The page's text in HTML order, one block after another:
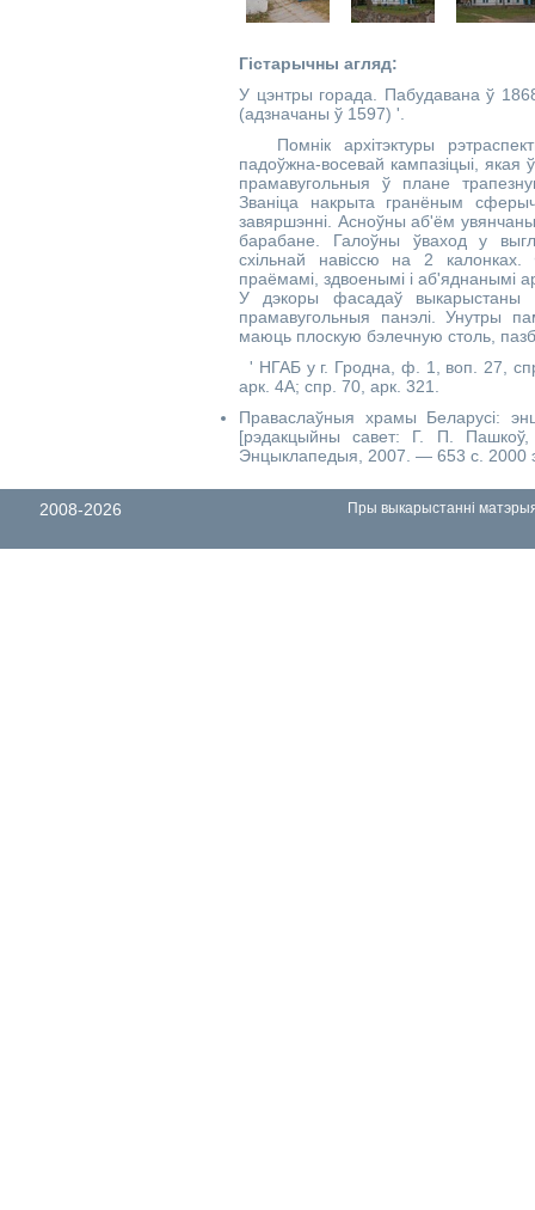
Гістарычны агляд:
У цэнтры горада. Пабудавана ў
(адзначаны ў 1597) '.
Помнік архітэктуры
падоўжна-восевай кампазіцыі,
прамавугольныя ў плане
Званіца накрыта гранёным
завяршэнні. Асноўны аб'ём
барабане. Галоўны ўваход у
схільнай навіссю на 2
праёмамі, здвоенымі і
У дэкоры фасадаў выкарыстаны
прамавугольныя панэлі. Унутры
маюць плоскую бэлечную столь,
' НГАБ у г. Гродна, ф. 1, воп. 27,
арк. 4А; спр. 70, арк. 321.
Праваслаўныя храмы Беларусі:
[рэдакцыйны савет: Г. П.
Энцыклапедыя, 2007. — 653 с. 2000
2008-2026 Пры выкарыстанні